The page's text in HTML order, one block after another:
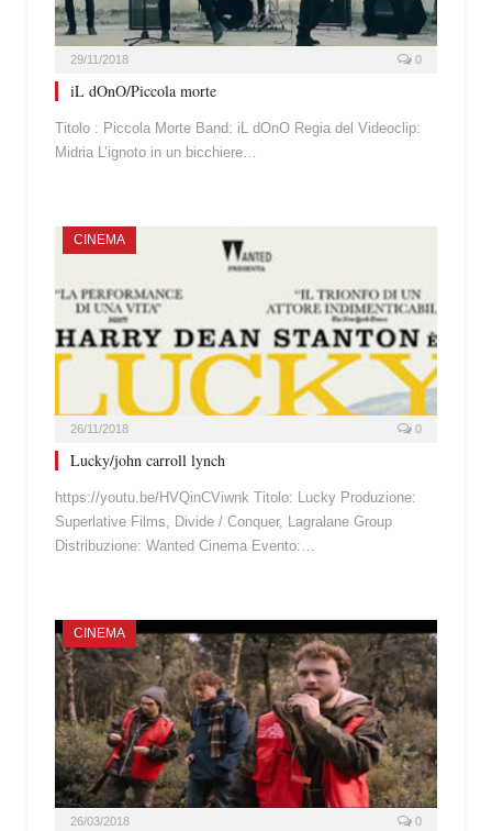
29/11/2018 0
iL dOnO/Piccola morte
Titolo : Piccola Morte Band: iL dOnO Regia del Videoclip:
Midria L’ignoto in un bicchiere…
CINEMA
26/11/2018 0
Lucky/john carroll lynch
https://youtu.be/HVQinCViwnk Titolo: Lucky Produzione:
Superlative Films, Divide / Conquer, Lagralane Group
Distribuzione: Wanted Cinema Evento:…
CINEMA
26/03/2018 0